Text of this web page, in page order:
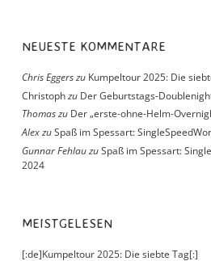
NEUESTE KOMMENTARE
Chris Eggerszu Kumpeltour 2025: Die
Christophzu Der Geburtstags-
Thomaszu Der „erste-ohne-Helm-
AlexzuSpaß im Spessart:
Gunnar FehlauzuSpaß im Spessart:
2024
MEISTGELESEN
[:de]Kumpeltour 2025: Die siebte Tag[:]